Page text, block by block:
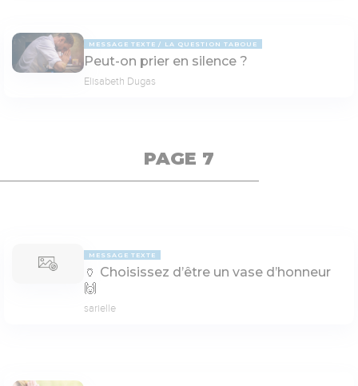
MESSAGE TEXTE LA QUESTION TABOUE
Peut-on prier en silence ?
Elisabeth Dugas
PAGE 7
MESSAGE TEXTE
🏺 Choisissez d’être un vase d’honneur
🙌
sarielle